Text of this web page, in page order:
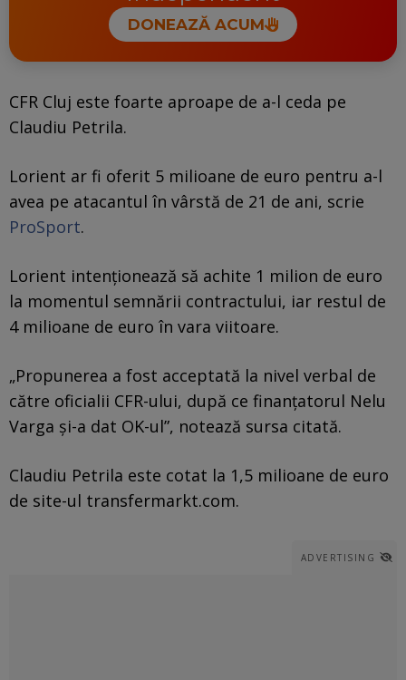
DONEAZĂ ACUM
CFR Cluj este foarte aproape de a-l ceda pe
Claudiu Petrila.
Lorient ar fi oferit 5 milioane de euro pentru a-l
avea pe atacantul în vârstă de 21 de ani, scrie
ProSport.
Lorient intenționează să achite 1 milion de euro
la momentul semnării contractului, iar restul de
4 milioane de euro în vara viitoare.
„Propunerea a fost acceptată la nivel verbal de
către oficialii CFR-ului, după ce finanțatorul Nelu
Varga și-a dat OK-ul”, notează sursa citată.
Claudiu Petrila este cotat la 1,5 milioane de euro
de site-ul transfermarkt.com.
ADVERTISING